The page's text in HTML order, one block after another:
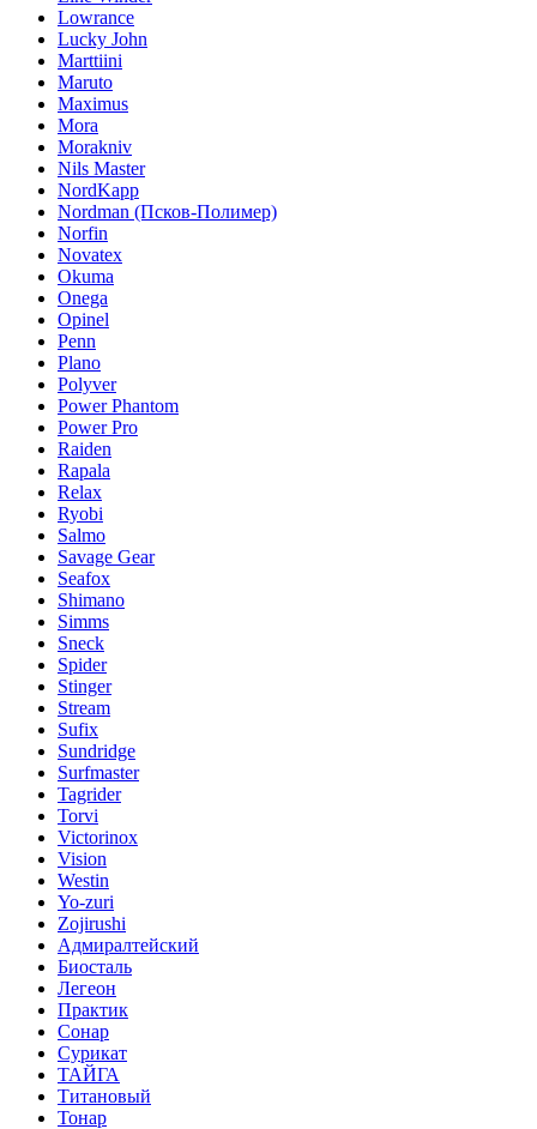
Lowrance
Lucky John
Marttiini
Maruto
Maximus
Mora
Morakniv
Nils Master
NordKapp
Nordman (Псков-Полимер)
Norfin
Novatex
Okuma
Onega
Opinel
Penn
Plano
Polyver
Power Phantom
Power Pro
Raiden
Rapala
Relax
Ryobi
Salmo
Savage Gear
Seafox
Shimano
Simms
Sneck
Spider
Stinger
Stream
Sufix
Sundridge
Surfmaster
Tagrider
Torvi
Victorinox
Vision
Westin
Yo-zuri
Zojirushi
Адмиралтейский
Биосталь
Легеон
Практик
Сонар
Сурикат
ТАЙГА
Титановый
Тонар